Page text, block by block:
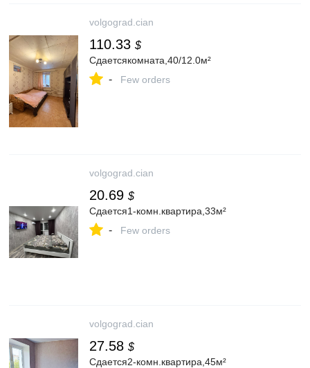
volgograd.cian
110.33 $
Сдаетсякомната,40/12.0м²
- Few orders
volgograd.cian
20.69 $
Сдается1-комн.квартира,33м²
- Few orders
volgograd.cian
27.58 $
Сдается2-комн.квартира,45м²